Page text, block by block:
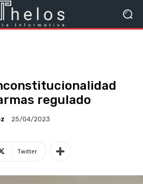
regulado
25/04/2023
Twitter